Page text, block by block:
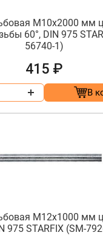
М10х2000 мм
60°, DIN 975
56740-1)
415 ₽
В
М12х1000 мм
975 STARFIX (SM-